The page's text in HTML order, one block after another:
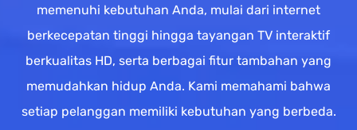
memenuhi kebutuhan Anda, mulai dari internet
berkecepatan tinggi hingga tayangan TV interaktif
berkualitas HD, serta berbagai fitur tambahan yang
memudahkan hidup Anda. Kami memahami bahwa
setiap pelanggan memiliki kebutuhan yang berbeda.